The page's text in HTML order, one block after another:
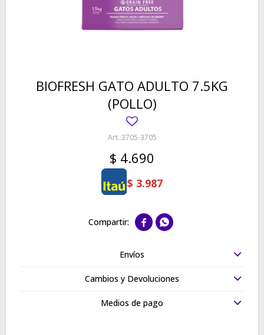
BIOFRESH GATO ADULTO 7.5KG
(POLLO)
3705-3705
$ 4.690
$ 3.987
 
Envíos
Cambios y Devoluciones
Medios de pago